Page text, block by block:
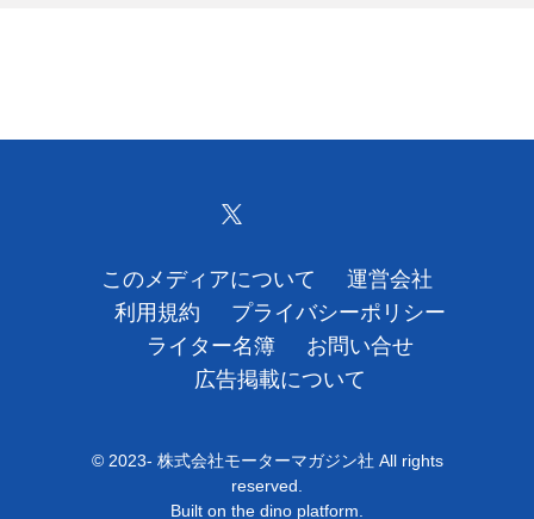
このメディアについて
運営会社
利用規約
プライバシーポリシー
ライター名簿
お問い合せ
広告掲載について
© 2023- 株式会社モーターマガジン社 All rights
reserved.
Built on the dino platform.